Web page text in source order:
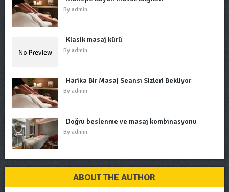
By admin
Klasik masaj kürü
By admin
Harika Bir Masaj Seansı Sizleri Bekliyor
By admin
Doğru beslenme ve masaj kombinasyonu
By admin
ABOUT THE AUTHOR